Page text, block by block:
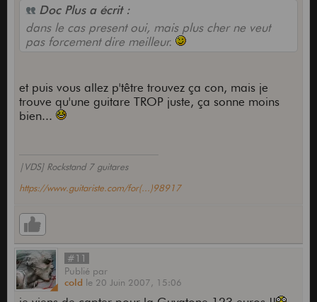
Doc Plus a écrit :
dans le cas present oui, mais plus cher ne veut
pas forcement dire meilleur.
et puis vous allez p'têtre trouvez ça con, mais je
trouve qu'une guitare TROP juste, ça sonne moins
bien...
|VDS] Rockstand 7 guitares
https://www.guitariste.com/for(...)98917
#11
Publié par
cold le 20 Juin 2007, 15:06